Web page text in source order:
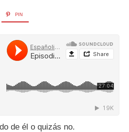
PIN
de él o quizás no.